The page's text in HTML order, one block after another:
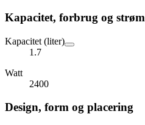
Kapacitet, forbrug og strøm
Kapacitet (liter)
1.7
Watt
2400
Design, form og placering